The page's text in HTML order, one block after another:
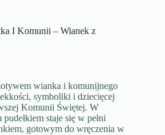
I Komunii – Wianek z
wianka i komunijnego
symboliki i dziecięcej
Komunii Świętej. W
staje się w pełni
gotowym do wręczenia w